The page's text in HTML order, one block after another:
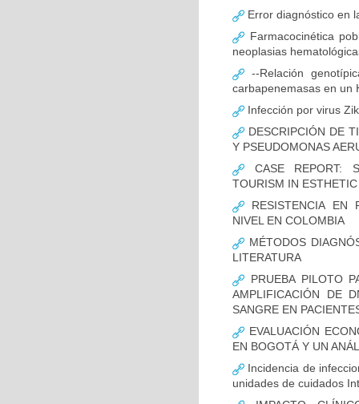
Error diagnóstico en
Farmacocinética
neoplasias
--Relación
carbapenemasas en un
Infección por virus
DESCRIPCIÓN DE
Y PSEUDOMONAS
CASE REPORT:
TOURISM IN
RESISTENCIA EN
NIVEL EN COLOMBIA
MÉTODOS
LITERATURA
PRUEBA PILOTO
AMPLIFICACIÓN DE
SANGRE EN
EVALUACIÓN
EN BOGOTÁ Y UN
Incidencia de
unidades de cuidados